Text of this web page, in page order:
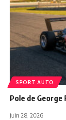
SPORT AUTO
Pole de
juin 28, 2026